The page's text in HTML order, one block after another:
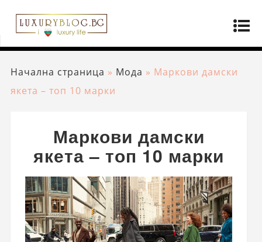
Начална страница » Мода » Маркови дамски
якета – топ 10 марки
Маркови дамски
якета – топ 10 марки